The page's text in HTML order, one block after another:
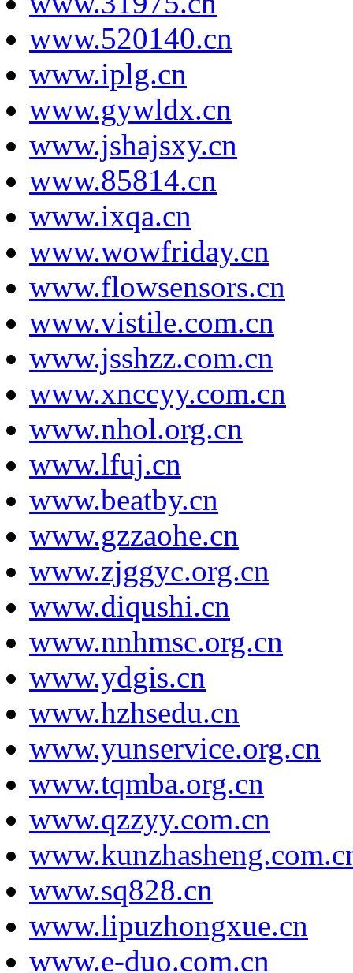
www.520140.cn
www.iplg.cn
www.gywldx.cn
www.jshajsxy.cn
www.85814.cn
www.ixqa.cn
www.wowfriday.cn
www.flowsensors.cn
www.vistile.com.cn
www.jsshzz.com.cn
www.xnccyy.com.cn
www.nhol.org.cn
www.lfuj.cn
www.beatby.cn
www.gzzaohe.cn
www.zjggyc.org.cn
www.diqushi.cn
www.nnhmsc.org.cn
www.ydgis.cn
www.hzhsedu.cn
www.yunservice.org.cn
www.tqmba.org.cn
www.qzzyy.com.cn
www.sq828.cn
www.lipuzhongxue.cn
www.e-duo.com.cn